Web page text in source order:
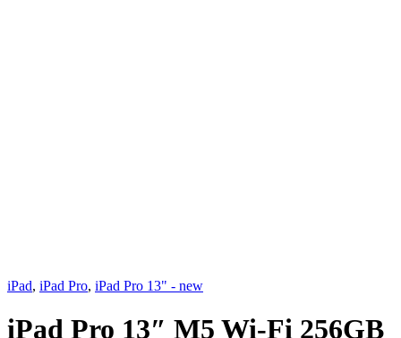
iPad, iPad Pro, iPad Pro 13" - new
iPad Pro 13″ M5 Wi-Fi 256GB